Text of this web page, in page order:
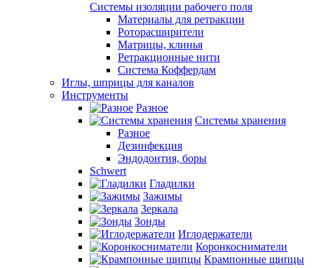
Системы изоляции рабочего поля
Материалы для ретракции
Роторасширители
Матрицы, клинья
Ретракционные нити
Система Коффердам
Иглы, шприцы для каналов
Инструменты
Разное
Системы хранения
Разное
Дезинфекция
Эндодонтия, боры
Schwert
Гладилки
Зажимы
Зеркала
Зонды
Иглодержатели
Коронкосниматели
Крампонные щипцы